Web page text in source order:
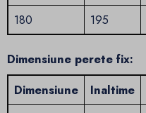
180
195
Dimensiune perete fix:
Dimensiune
Inaltime